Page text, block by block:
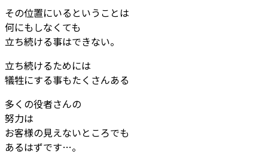
その位置にいるということは
何にもしなくても
立ち続ける事はできない。
立ち続けるためには
犠牲にする事もたくさんある
多くの役者さんの
努力は
お客様の見えないところでも
あるはずです…。